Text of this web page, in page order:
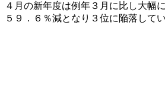
４月の新年度は例年３月に比し大幅
５９．６％減となり３位に陥落して